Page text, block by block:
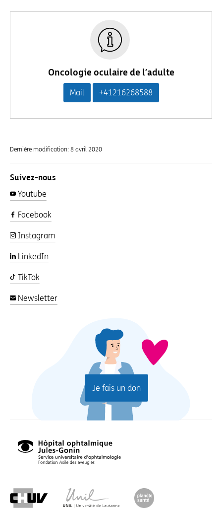
Oncologie oculaire de l’adulte
Mail +41216268588
Dernière modification: 8 avril 2020
Suivez-nous
Youtube
Facebook
Instagram
LinkedIn
TikTok
Newsletter
Je fais un don
Gonin,